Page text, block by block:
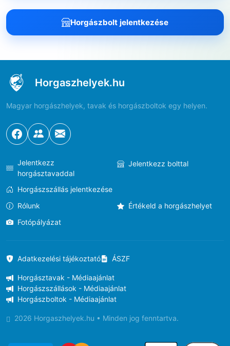
Horgászbolt jelentkezése
Horgaszhelyek.hu
Magyar horgászhelyek, tavak és horgászboltok egy helyen.
Jelentkezz
horgásztavaddal
Jelentkezz bolttal
Horgászszállás jelentkezése
Rólunk
Értékeld a horgászhelyet
Fotópályázat
Adatkezelési tájékoztató ÁSZF
Horgásztavak - Médiaajánlat
Horgászszállások - Médiaajánlat
Horgászboltok - Médiaajánlat
2026 Horgaszhelyek.hu • Minden jog fenntartva.